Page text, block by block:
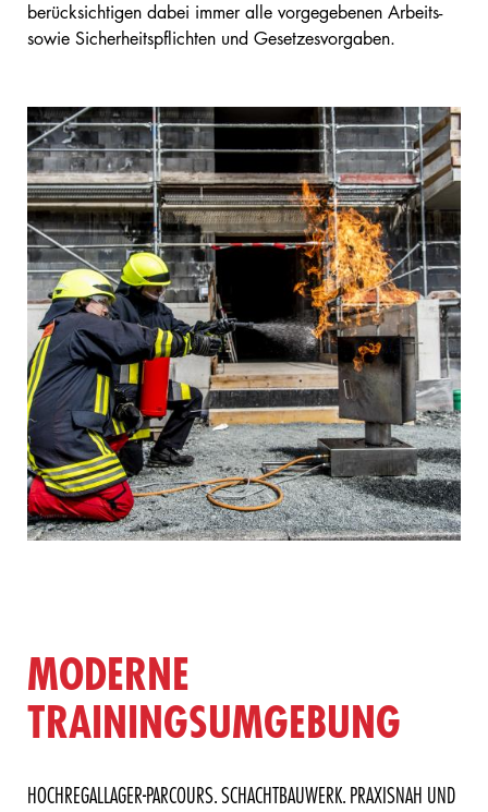
berücksichtigen dabei immer alle vorgegebenen Arbeits-
sowie Sicherheitspflichten und Gesetzesvorgaben.
MODERNE
TRAININGSUMGEBUNG
HOCHREGALLAGER-PARCOURS. SCHACHTBAUWERK. PRAXISNAH UND